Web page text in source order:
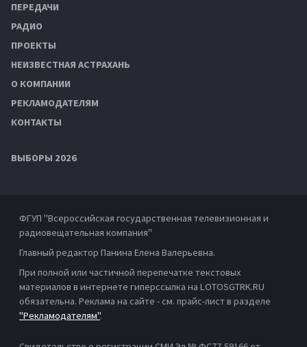
ПЕРЕДАЧИ
РАДИО
ПРОЕКТЫ
НЕИЗВЕСТНАЯ АСТРАХАНЬ
О КОМПАНИИ
РЕКЛАМОДАТЕЛЯМ
КОНТАКТЫ
ВЫБОРЫ 2026
ФГУП "Всероссийская государственная телевизионная и
радиовещательная компания"
Главный редактор Панина Елена Валерьевна.
При полной или частичной перепечатке текстовых
материалов в интернете гиперссылка на LOTOSGTRK.RU
обязательна. Реклама на сайте - см. прайс-лист в разделе
"Рекламодателям".